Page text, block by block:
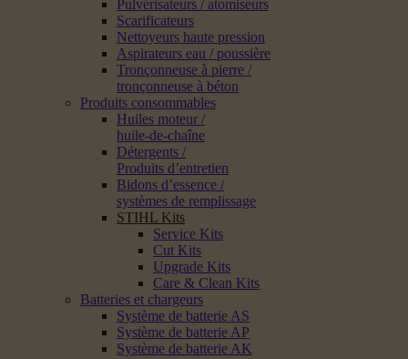
Pulvérisateurs / atomiseurs
Scarificateurs
Nettoyeurs haute pression
Aspirateurs eau / poussière
Tronçonneuse à pierre /
tronçonneuse à béton
Produits consommables
Huiles moteur /
huile-de-chaîne
Détergents /
Produits d’entretien
Bidons d’essence /
systèmes de remplissage
STIHL Kits
Service Kits
Cut Kits
Upgrade Kits
Care & Clean Kits
Batteries et chargeurs
Système de batterie AS
Système de batterie AP
Système de batterie AK